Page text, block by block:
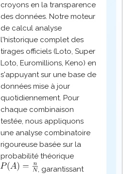
croyons en la transparence
des données. Notre moteur
de calcul analyse
l'historique complet des
tirages officiels (Loto, Super
Loto, Euromillions, Keno) en
s'appuyant sur une base de
données mise à jour
quotidiennement. Pour
chaque combinaison
testée, nous appliquons
une analyse combinatoire
rigoureuse basée sur la
probabilité théorique
, garantissant